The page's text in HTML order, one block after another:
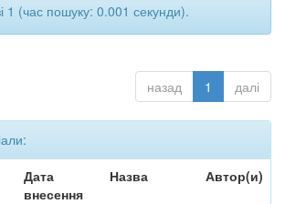
1 (час пошуку: 0.001 секунди).
назад 1 далі
Дата
внесення
Назва Автор(и)